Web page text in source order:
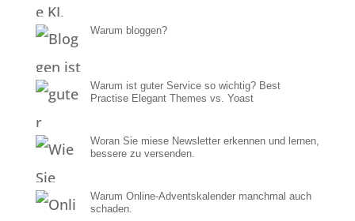
Warum bloggen?
Warum ist guter Service so wichtig? Best
Practise Elegant Themes vs. Yoast
Woran Sie miese Newsletter erkennen und lernen,
bessere zu versenden.
Warum Online-Adventskalender manchmal auch
schaden.